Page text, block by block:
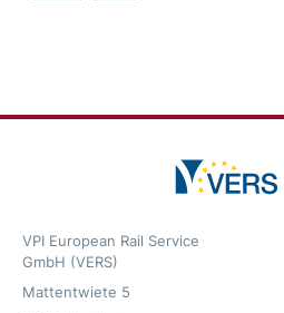
VPI European Rail Service
GmbH (VERS)
Mattentwiete 5